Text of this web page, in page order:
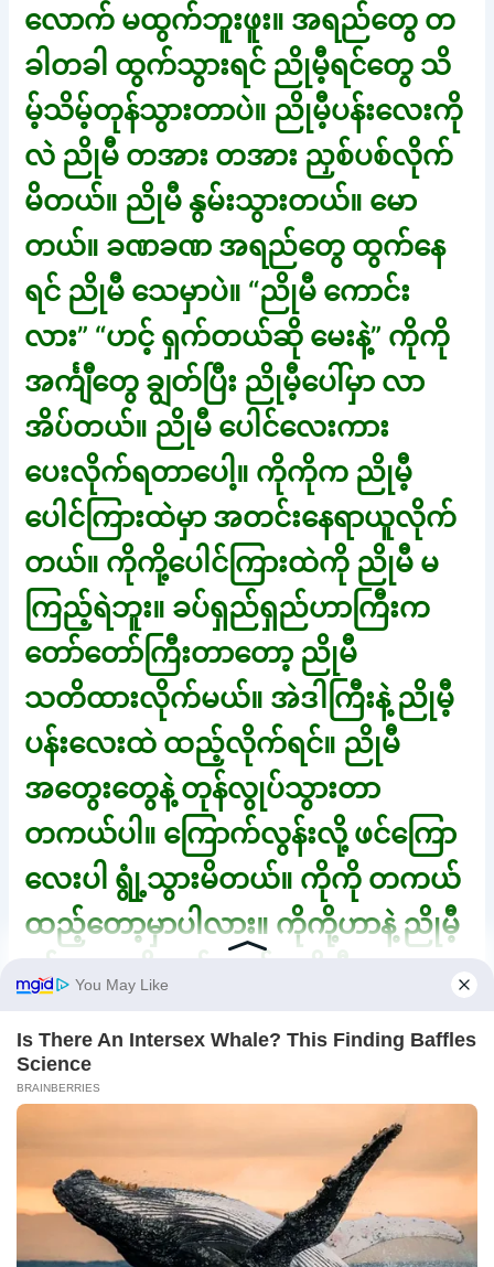
လောက် မထွက်ဘူးဖူး။ အရည်တွေ တ
ခါတခါ ထွက်သွားရင် ညိုမီ့ရင်တွေ သိ
မ့်သိမ့်တုန်သွားတာပဲ။ ညိုမီ့ပန်းလေးကို
လဲ ညိုမီ တအား တအား ညှစ်ပစ်လိုက်
မိတယ်။ ညိုမီ နွမ်းသွားတယ်။ မော
တယ်။ ခဏခဏ အရည်တွေ ထွက်နေ
ရင် ညိုမီ သေမှာပဲ။ “ညိုမီ ကောင်း
လား” “ဟင့် ရှက်တယ်ဆို မေးနဲ့” ကိုကို
အင်္ကျီတွေ ချွတ်ပြီး ညိုမီ့ပေါ်မှာ လာ
အိပ်တယ်။ ညိုမီ ပေါင်လေးကား
ပေးလိုက်ရတာပေါ့။ ကိုကိုက ညိုမီ့
ပေါင်ကြားထဲမှာ အတင်းနေရာယူလိုက်
တယ်။ ကိုကို့ပေါင်ကြားထဲကို ညိုမီ မ
ကြည့်ရဲဘူး။ ခပ်ရှည်ရှည်ဟာကြီးက
တော်တော်ကြီးတာတော့ ညိုမီ
သတိထားလိုက်မယ်။ အဲဒါကြီးနဲ့ ညိုမီ့
ပန်းလေးထဲ ထည့်လိုက်ရင်။ ညိုမီ
အတွေးတွေနဲ့ တုန်လွုပ်သွားတာ
တကယ်ပါ။ ကြောက်လွန်းလို့ ဖင်ကြော
လေးပါ ရွုံ့သွားမိတယ်။ ကိုကို တကယ်
ထည့်တော့မှာပါလား။ ကိုကို့ဟာနဲ့ ညိုမီ့
ပန်းလေးကို ပွတ်တယ်။ ညိုမီ ယား
လဲ စို့တယ်။ တဖက်ကလဲ နယ်တယ်။
ညိုမီ ဘယ်လိုနေရမှာလဲ ကိုကိုရယ်။ တွ
န့်လိမ်ကောက်ကွေးပြီး တအားယားတာ
ပဲ။ တကိုယ်လုံး ပေါက်ကွဲမတတ်
အကြောတွေ တင်းတက်လာတယ်။